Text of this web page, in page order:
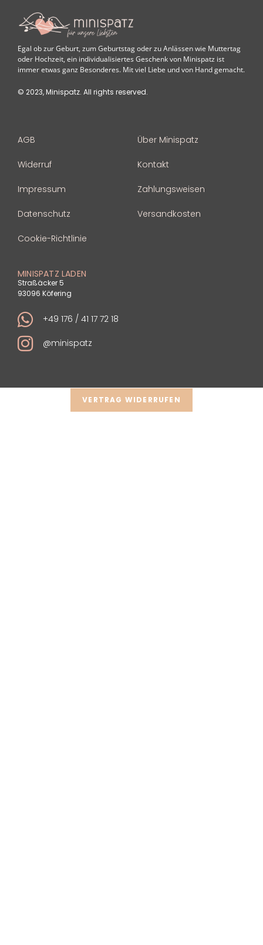
Egal ob zur Geburt, zum Geburtstag oder zu Anlässen wie Muttertag
oder Hochzeit, ein individualisiertes Geschenk von Minispatz ist
immer etwas ganz Besonderes. Mit viel Liebe und von Hand gemacht.
© 2023, Minispatz. All rights reserved.
AGB
Widerruf
Impressum
Datenschutz
Cookie-Richtlinie
Über Minispatz
Kontakt
Zahlungsweisen
Versandkosten
MINISPATZ LADEN
Straßäcker 5
93096 Köfering
+49 176 / 41 17 72 18
@minispatz
VERTRAG WIDERRUFEN